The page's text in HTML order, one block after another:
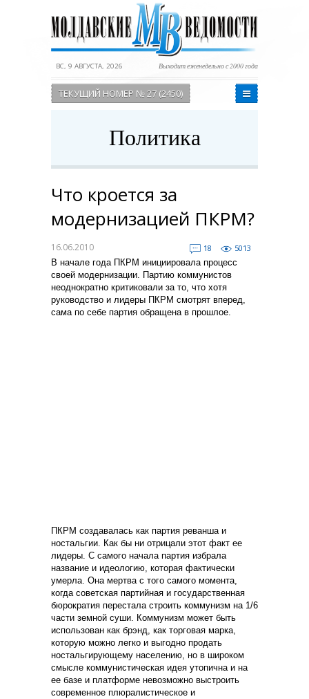
ВС, 9 АВГУСТА, 2026 Выходит еженедельно с 2000 года
ТЕКУЩИЙ НОМЕР № 27 (2450)
Политика
Что кроется за
модернизацией ПКРМ?
16.06.2010 18
5013
В начале года ПКРМ инициировала процесс
своей модернизации. Партию коммунистов
неоднократно критиковали за то, что хотя
руководство и лидеры ПКРМ смотрят вперед,
сама по себе партия обращена в прошлое.
ПКРМ создавалась как партия реванша и
ностальгии. Как бы ни отрицали этот факт ее
лидеры. С самого начала партия избрала
название и идеологию, которая фактически
умерла. Она мертва с того самого момента,
когда советская партийная и государственная
бюрократия перестала строить коммунизм на 1/6
части земной суши. Коммунизм может быть
использован как брэнд, как торговая марка,
которую можно легко и выгодно продать
ностальгирующему населению, но в широком
смысле коммунистическая идея утопична и на
ее базе и платформе невозможно выстроить
современное плюралистическое и